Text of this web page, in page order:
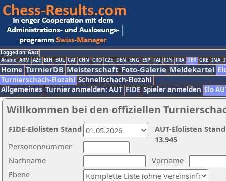
Logged on: Gast
Arabic ARM AZE BIH BUL CAT CHN CRO CZE DEN ENG ESP FAI FIN FRA GER GRE INA
Home TurnierDB Meisterschaft Foto-Galerie Meldekartei
Turnierschach-Elozahl Schnellschach-Elozahl
Allgemeines Turnier anmelden: AUT FIDE Spieler anmelden Elo
Willkommen bei den offiziellen
Nachname
Vorname
Ebene
Personennummer
AUT-Elolisten
13.945
FIDE-Elolisten Stand